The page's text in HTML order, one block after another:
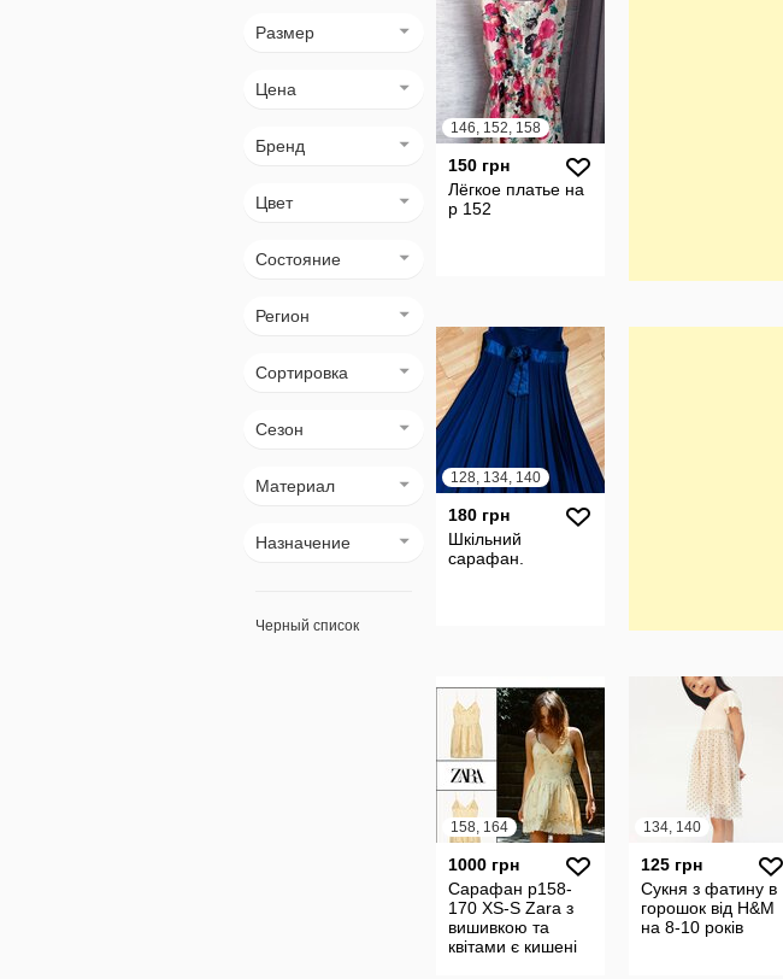
Размер
Цена
Бренд
Цвет
Состояние
Регион
Сортировка
Сезон
Материал
Назначение
Черный список
146, 152, 158
150 грн
Лёгкое платье на
р 152
128, 134, 140
180 грн
Шкільний
сарафан.
158, 164
1000 грн
Сарафан р158-
170 XS-S Zara з
вишивкою та
квітами є кишені
134, 140
125 грн
Сукня з фатину в
горошок від H&M
на 8-10 років